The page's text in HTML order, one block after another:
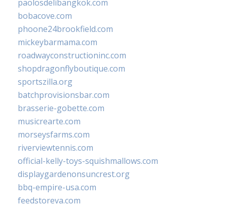
paolosdelibangkok.com
bobacove.com
phoone24brookfield.com
mickeybarmama.com
roadwayconstructioninc.com
shopdragonflyboutique.com
sportszilla.org
batchprovisionsbar.com
brasserie-gobette.com
musicrearte.com
morseysfarms.com
riverviewtennis.com
official-kelly-toys-squishmallows.com
displaygardenonsuncrest.org
bbq-empire-usa.com
feedstoreva.com